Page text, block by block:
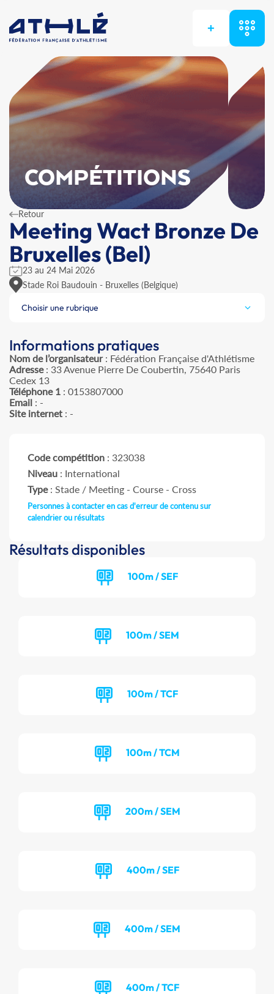
+
COMPÉTITIONS
Retour
Meeting Wact Bronze De
Bruxelles (Bel)
23 au 24 Mai 2026
Stade Roi Baudouin - Bruxelles (Belgique)
Choisir une rubrique
Informations pratiques
Nom de l’organisateur: Fédération Française d'Athlétisme
Adresse: 33 Avenue Pierre De Coubertin, 75640 Paris
Cedex 13
Téléphone 1 : 0153807000
Email : -
Site internet : -
Code compétition : 323038
Niveau : International
Type: Stade / Meeting - Course - Cross
Personnes à contacter en cas d'erreur de contenu sur
calendrier ou résultats
Résultats disponibles
100m / SEF
100m / SEM
100m / TCF
100m / TCM
200m / SEM
400m / SEF
400m / SEM
400m / TCF